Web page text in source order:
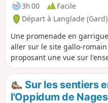
3h 00
Facile
Départ à Langlade (Gard)
Une promenade en
aller sur le site gallo-
proposant une vue sur
loin les Cévennes, la mer
une visite du village de
moulin, son temple, ses 2
séculaires.
Sur les sentiers
l'Oppidum de Nages